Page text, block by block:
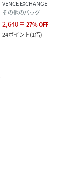
VENCE EXCHANGE
その他のバッグ
2,640円 27%OFF
24ポイント(1倍)